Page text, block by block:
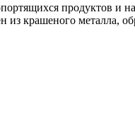
продуктов и
крашеного металла,